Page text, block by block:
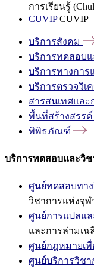
การเรียนรู้
CUVIPCUVIP
บริการสังคม
บริการทดสอบ
บริการทางการ
บริการตรวจวิ
สารสนเทศและ
พื้นที่สร้างสรรค์
พิพิธภัณฑ์
บริการทดสอบและวิช
ศูนย์ทดสอบทา
วิชาการแห่งจุฬ
ศูนย์การแปลแล
และการล่ามเฉ
ศูนย์กฎหมายเ
ศูนย์บริการวิช